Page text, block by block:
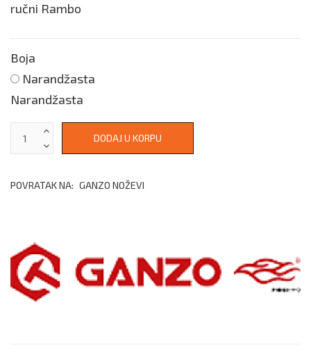
ručni Rambo
Boja
Narandžasta
Narandžasta
POVRATAK NA: GANZO NOŽEVI